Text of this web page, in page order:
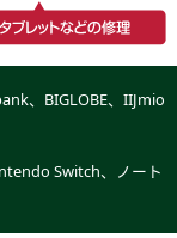
、BIGLOBE、IIJmio
Switch、ノート